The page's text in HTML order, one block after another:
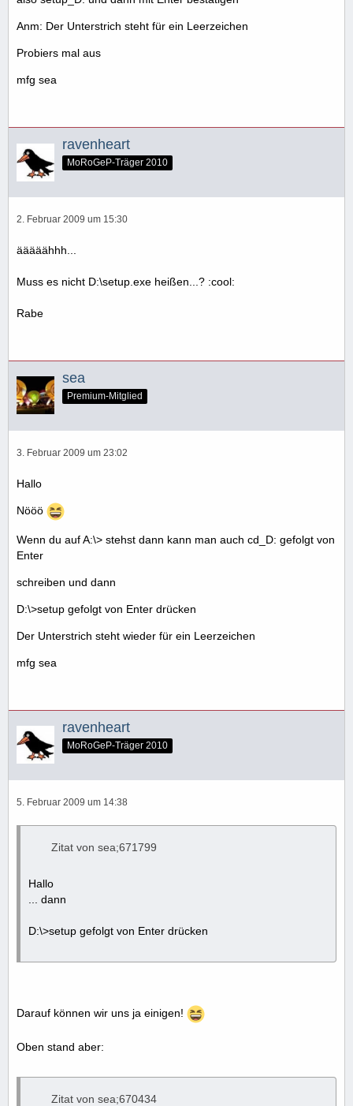
Anm: Der Unterstrich steht für ein Leerzeichen
Probiers mal aus
mfg sea
ravenheart
MoRoGeP-Träger 2010
2. Februar 2009 um 15:30
ääääähhh...
Muss es nicht D:\setup.exe heißen...? :cool:
Rabe
sea
Premium-Mitglied
3. Februar 2009 um 23:02
Hallo
Nööö
Wenn du auf A:\> stehst dann kann man auch cd_D: gefolgt von
Enter
schreiben und dann
D:\>setup gefolgt von Enter drücken
Der Unterstrich steht wieder für ein Leerzeichen
mfg sea
ravenheart
MoRoGeP-Träger 2010
5. Februar 2009 um 14:38
Zitat von sea;671799
Hallo
... dann
D:\>setup gefolgt von Enter drücken
Darauf können wir uns ja einigen!
Oben stand aber:
Zitat von sea;670434